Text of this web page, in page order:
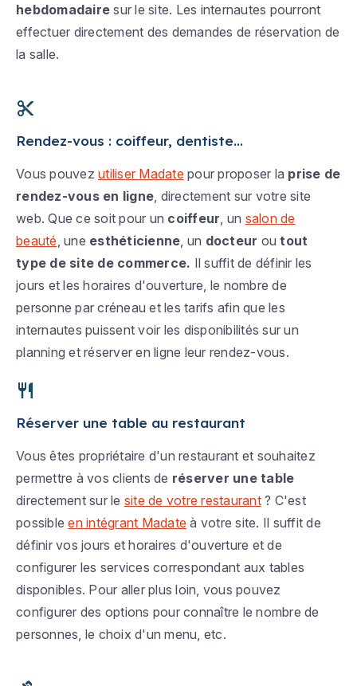
hebdomadaire sur le site. Les internautes pourront
effectuer directement des demandes de réservation de
la salle.
Rendez-vous : coiffeur, dentiste...
Vous pouvez utiliser Madate pour proposer la prise de
rendez-vous en ligne, directement sur votre site
web. Que ce soit pour un coiffeur, un salon de
beauté, une esthéticienne, un docteur outout
type de site de commerce. Il suffit de définir les
jours et les horaires d'ouverture, le nombre de
personne par créneau et les tarifs afin que les
internautes puissent voir les disponibilités sur un
planning et réserver en ligne leur rendez-vous.
Réserver une table au restaurant
Vous êtes propriétaire d'un restaurant et souhaitez
permettre à vos clients de réserver une table
directement sur le site de votre restaurant? C'est
possibleen intégrant Madate à votre site. Il suffit de
définir vos jours et horaires d'ouverture et de
configurer les services correspondant aux tables
disponibles. Pour aller plus loin, vous pouvez
configurer des options pour connaître le nombre de
personnes, le choix d'un menu, etc.